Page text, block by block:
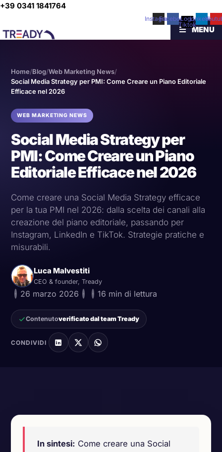
Vai
contenuto
+39 0341 1841764
InstagramFacebookLogo
Tiktok
Linkedin
MENU
Home/Blog/Web Marketing News/
Social Media Strategy per PMI: Come Creare un Piano Editoriale
Efficace nel 2026
WEB MARKETING NEWS
Social Media Strategy per
PMI: Come Creare un Piano
Editoriale Efficace nel 2026
Come creare una Social Media Strategy efficace
per la tua PMI nel 2026: dalla scelta dei canali alla
creazione del piano editoriale, passando per
Instagram, LinkedIn e TikTok. Strategie pratiche e
misurabili.
Luca Malvestiti
CEO & founder, Tready
· 26 marzo 2026 · · 16 min di lettura
Contenutoverificato dal team Tready
CONDIVIDI
Schema di piano editoriale mensile con calendario
In sintesi: Come creare una Social